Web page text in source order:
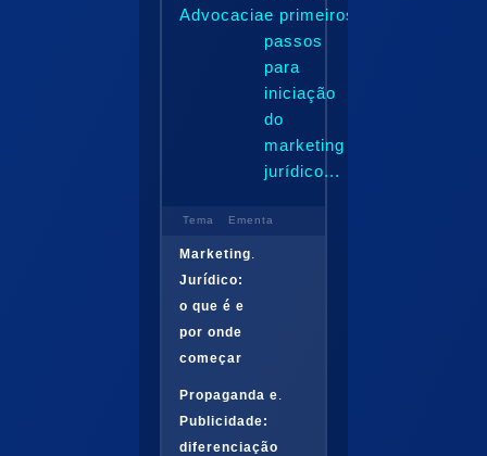
Advocaciae primeiros
passos
para
iniciação
do
marketing
jurídico...
Tema Ementa
Marketing
Jurídico:
o que é e
por onde
começar
Propaganda e
Publicidade:
diferenciação